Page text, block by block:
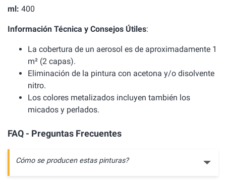
ml: 400
Información Técnica y Consejos Útiles:
La cobertura de un aerosol es de aproximadamente 1
m² (2 capas).
Eliminación de la pintura con acetona y/o disolvente
nitro.
Los colores metalizados incluyen también los
micados y perlados.
FAQ - Preguntas Frecuentes
Cómo se producen estas pinturas?